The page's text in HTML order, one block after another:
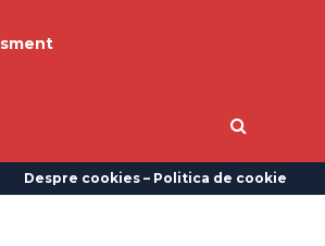
Despre cookies – Politica de cookie